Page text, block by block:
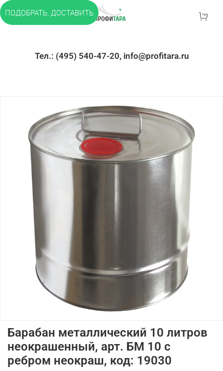
Тел.: (495) 540-47-20, info@profitara.ru
Барабан металлический 10 литров
неокрашенный, арт. БМ 10 с
ребром неокраш, код: 19030
ПОДОБРАТЬ, ДОСТАВИТЬ